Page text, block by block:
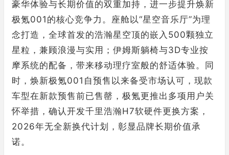
豪华体验与长期价值的双重加持，进一步提升焕新
极氪001的核心竞争力。座舱以“星空音乐厅”为理
念打造，全球首发的浩瀚星空顶的嵌入500颗独立
星粒，兼顾浪漫与实用；伊姆斯躺椅与3D专业按
摩系统的配备，带来移动理疗室般的舒适体验。同
时，焕新极氪001自预售以来备受市场认可，现款
车型在新款预售前已售罄，极氪更推出多项用户关
怀举措，确认开发千里浩瀚H7软硬件更换方案，
2026年无全新换代计划，彰显品牌长期价值承
诺。